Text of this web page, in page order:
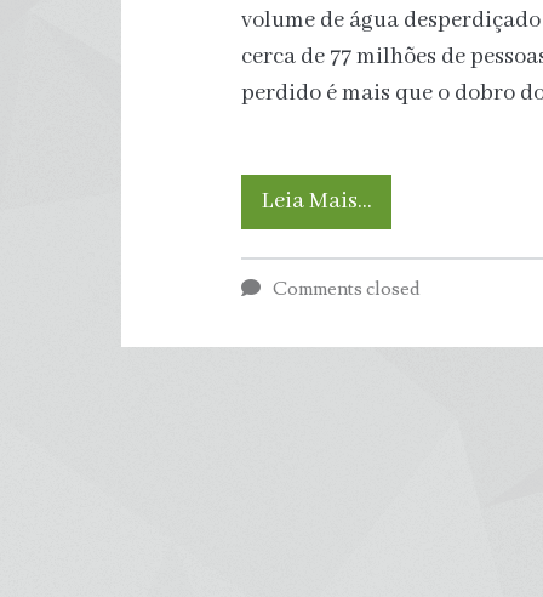
volume de água
cerca de 77 milhões de
perdido é mais que o dobro
Leia Mais…Total
de
Comments closed